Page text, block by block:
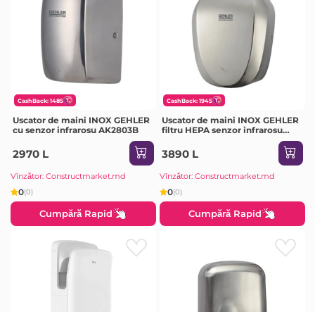
CashBack: 1485
Uscator de maini INOX GEHLER
cu senzor infrarosu AK2803B
2970 L
Vînzător: Constructmarket.md
0(0)
Cumpără Rapid
CashBack: 1945
Uscator de maini INOX GEHLER
filtru HEPA senzor infrarosu
3890 L
Vînzător: Constructmarket.md
0(0)
Cumpără Rapid